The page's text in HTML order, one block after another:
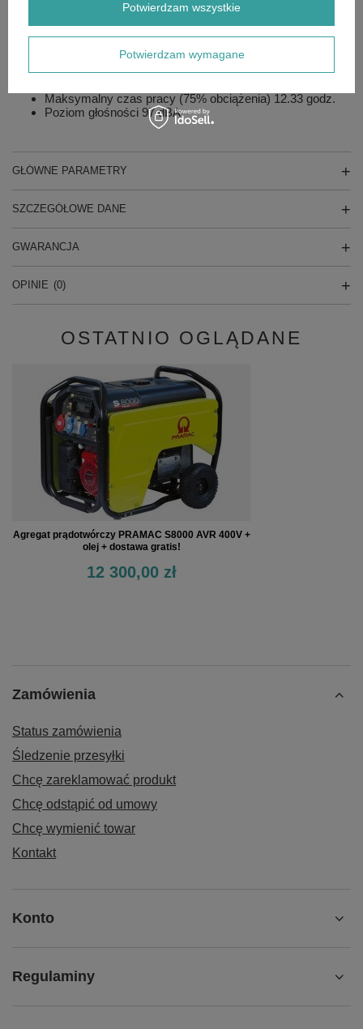
Pojemność miski olejowej 1.1 l
Rozruch Elektryczny – stacyjka
Zabezpieczenie prądnicy IP23
Pojemność zbiornika paliwa 18 l
Maksymalny czas pracy (75% obciążenia) 12.33 godz.
Poziom głośności 97 dBA
GŁÓWNE PARAMETRY
SZCZEGÓŁOWE DANE
GWARANCJA
OPINIE (0)
OSTATNIO OGLĄDANE
Agregat prądotwórczy PRAMAC S8000 AVR 400V +
olej + dostawa gratis!
12 300,00 zł
Zamówienia
Status zamówienia
Śledzenie przesyłki
Chcę zareklamować produkt
Chcę odstąpić od umowy
Chcę wymienić towar
Kontakt
Konto
Regulaminy
Potwierdzam wymagane
Potwierdzam wszystkie